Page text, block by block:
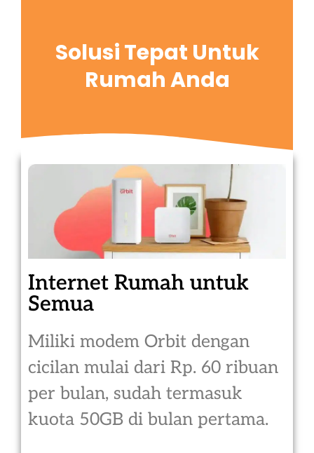
Solusi Tepat Untuk
Rumah Anda
Internet Rumah untuk
Semua
Miliki modem Orbit dengan
cicilan mulai dari Rp. 60 ribuan
per bulan, sudah termasuk
kuota 50GB di bulan pertama.